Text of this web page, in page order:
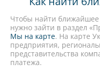
Чтобы найти ближайшее
нужно зайти в раздел
Мы на карте. На карте
предприятия,
представительства
платежа.